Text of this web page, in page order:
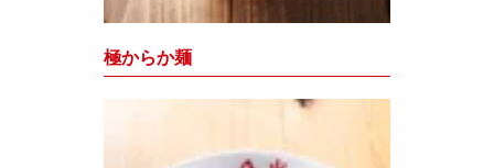
極からか麺